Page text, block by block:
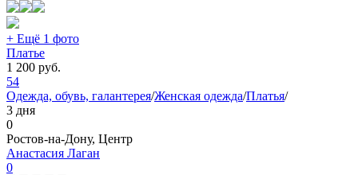
+ Ещё 1 фото
Платье
1 200 руб.
54
Одежда, обувь, галантерея/Женская одежда/Платья/
3 дня
0
Ростов-на-Дону, Центр
Анастасия Лаган
0